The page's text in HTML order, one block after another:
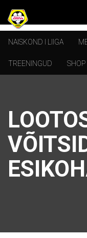
NAISKOND I LIIGA
TREENINGUD SHOP